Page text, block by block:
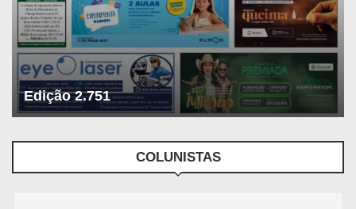
Edição 2.751
COLUNISTAS